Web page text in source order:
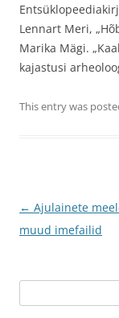
Lennart Meri,
Marika Mägi.
kajastusi
This entry was
Post
navigation
← Ajulainete
muud imefailid
for: